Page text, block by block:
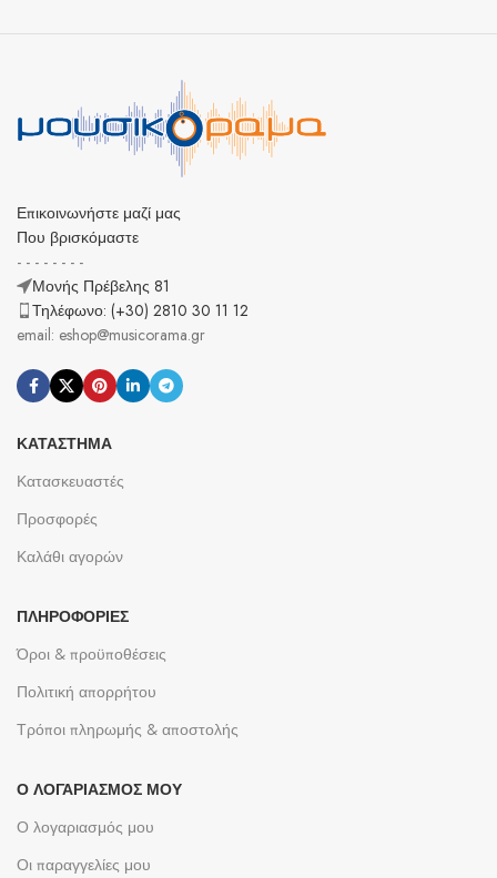
Επικοινωνήστε μαζί μας
Που βρισκόμαστε
- - - - - - - -
Μονής Πρέβελης 81
Τηλέφωνο: (+30) 2810 30 11 12
email: eshop@musicorama.gr
ΚΑΤΆΣΤΗΜΑ
Κατασκευαστές
Προσφορές
Καλάθι αγορών
ΠΛΗΡΟΦΟΡΊΕΣ
Όροι & προϋποθέσεις
Πολιτική απορρήτου
Τρόποι πληρωμής & αποστολής
Ο ΛΟΓΑΡΙΑΣΜΌΣ ΜΟΥ
Ο λογαριασμός μου
Οι παραγγελίες μου